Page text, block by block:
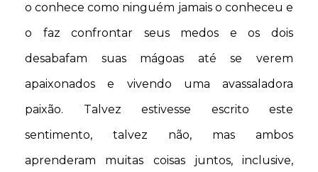
o conhece como ninguém jamais o conheceu e
o faz confrontar seus medos e os dois
desabafam suas mágoas até se verem
apaixonados e vivendo uma avassaladora
paixão. Talvez estivesse escrito este
sentimento, talvez não, mas ambos
aprenderam muitas coisas juntos, inclusive,